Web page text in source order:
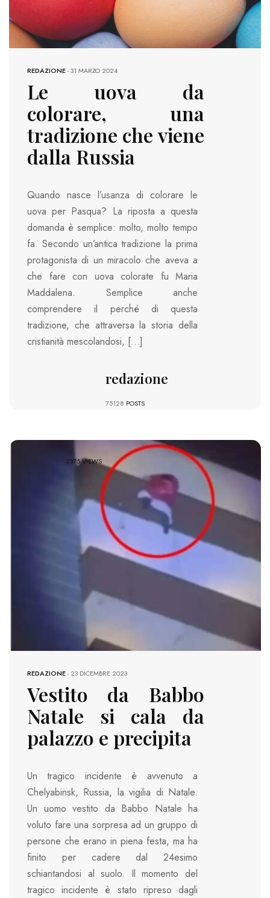
REDAZIONE-31 MARZO 2024
Le uova da
colorare, una
tradizione che viene
dalla Russia
Quando nasce l’usanza di colorare le
uova per Pasqua? La riposta a questa
domanda è semplice: molto, molto tempo
fa. Secondo un’antica tradizione la prima
protagonista di un miracolo che aveva a
che fare con uova colorate fu Maria
Maddalena. Semplice anche
comprendere il perché di questa
tradizione, che attraversa la storia della
cristianità mescolandosi, […]
redazione
75128 POSTS
2375 VIEWS
REDAZIONE-23 DICEMBRE 2023
Vestito da Babbo
Natale si cala da
palazzo e precipita
Un tragico incidente è avvenuto a
Chelyabinsk, Russia, la vigilia di Natale.
Un uomo vestito da Babbo Natale ha
voluto fare una sorpresa ad un gruppo di
persone che erano in piena festa, ma ha
finito per cadere dal 24esimo
schiantandosi al suolo. Il momento del
tragico incidente è stato ripreso dagli